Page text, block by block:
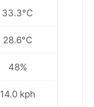
33.3°C
28.6°C
48%
14.0 kph